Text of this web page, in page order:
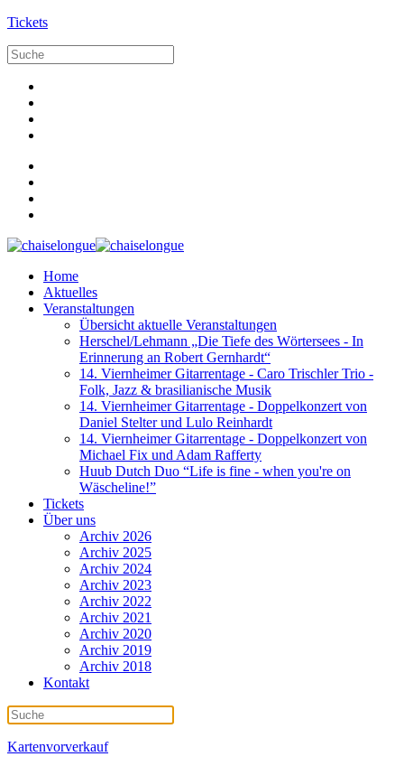
Tickets
Home
Aktuelles
Veranstaltungen
Übersicht aktuelle Veranstaltungen
Herschel/Lehmann „Die Tiefe des Wörtersees - In
Erinnerung an Robert Gernhardt“
14. Viernheimer Gitarrentage - Caro Trischler Trio -
Folk, Jazz & brasilianische Musik
14. Viernheimer Gitarrentage - Doppelkonzert von
Daniel Stelter und Lulo Reinhardt
14. Viernheimer Gitarrentage - Doppelkonzert von
Michael Fix und Adam Rafferty
Huub Dutch Duo “Life is fine - when you're on
Wäscheline!”
Tickets
Über uns
Archiv 2026
Archiv 2025
Archiv 2024
Archiv 2023
Archiv 2022
Archiv 2021
Archiv 2020
Archiv 2019
Archiv 2018
Kontakt
Kartenvorverkauf